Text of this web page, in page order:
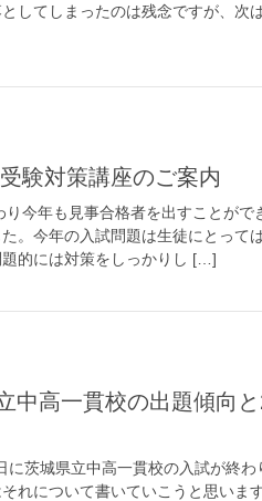
してしまったのは残念ですが、次
受験対策講座のご案内
今年も見事合格者を出すことがで
。今年の入試問題は生徒にとって
的には対策をしっかりし […]
に茨城県立中高一貫校の入試が終わ
れについて書いていこうと思いま